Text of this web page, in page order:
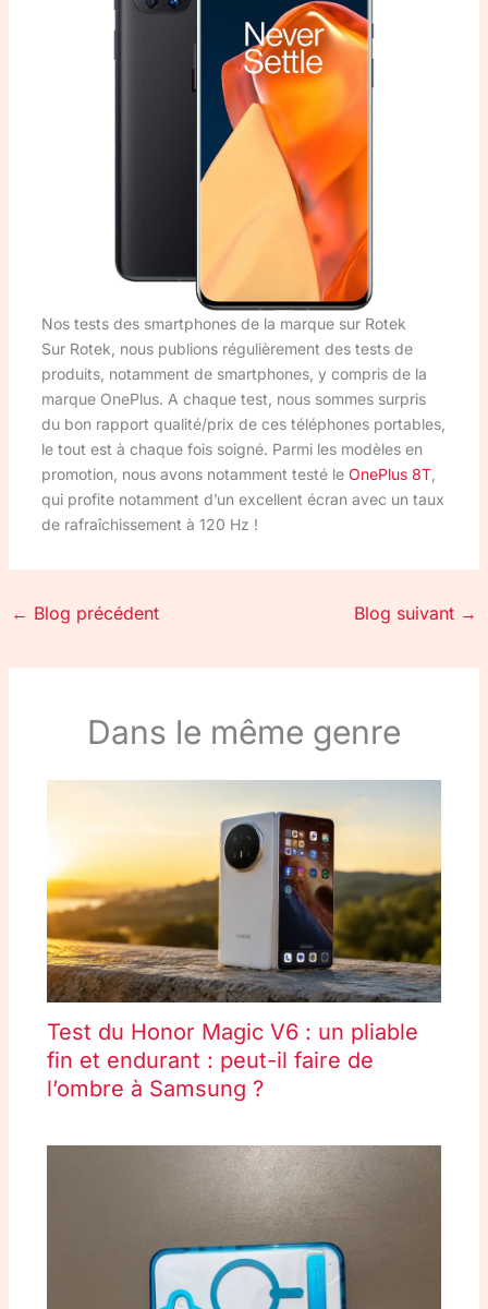
Nos tests des smartphones de la marque sur Rotek
Sur Rotek, nous publions régulièrement des tests de
produits, notamment de smartphones, y compris de la
marque OnePlus. A chaque test, nous sommes surpris
du bon rapport qualité/prix de ces téléphones portables,
le tout est à chaque fois soigné. Parmi les modèles en
promotion, nous avons notamment testé le OnePlus 8T,
qui profite notamment d’un excellent écran avec un taux
de rafraîchissement à 120 Hz !
← Blog précédent Blog suivant →
Dans le même genre
Test du Honor Magic V6 : un pliable
fin et endurant : peut-il faire de
l’ombre à Samsung ?